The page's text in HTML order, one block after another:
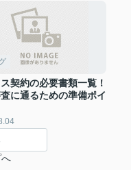
契約の必要書類一覧！
に通るための準備ポイ